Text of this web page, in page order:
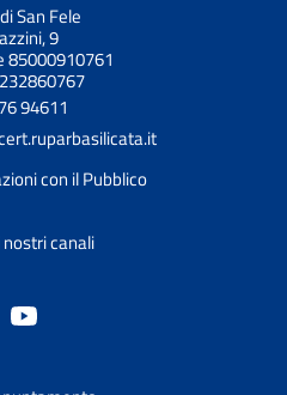
San Fele
9
85000910761
94611
con il Pubblico
canali